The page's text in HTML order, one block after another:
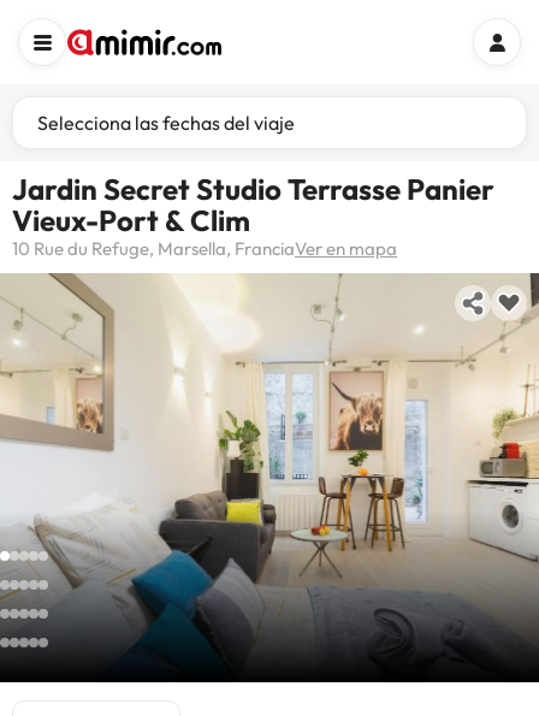
Selecciona las fechas del viaje
Jardin Secret Studio Terrasse Panier
Vieux-Port & Clim
10 Rue du Refuge, Marsella, FranciaVer en mapa